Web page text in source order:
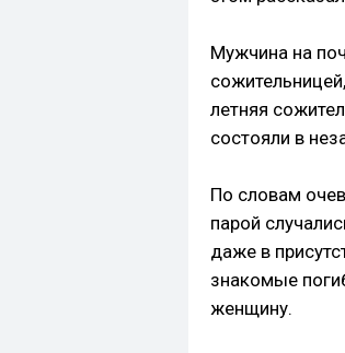
Мужчина на
летняя
состояли в
По словам
парой
даже в
знакомые
женщину.